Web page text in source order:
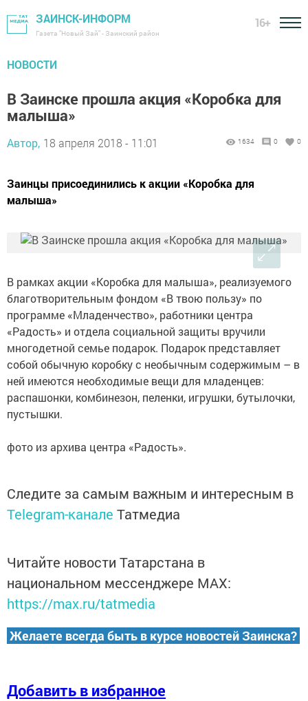
ЗАИНСК-ИНФОРМ
Газета "Новый Зай" - Заинский район
16+
НОВОСТИ
В Заинске прошла акция «Коробка для
малыша»
Автор, 18 апреля 2018 - 11:01 1634 0 0
Заинцы присоединились к акции «Коробка для
малыша»
В рамках акции «Коробка для малыша», реализуемого
благотворительным фондом «В твою пользу» по
программе «Младенчество», работники центра
«Радость» и отдела социальной защиты вручили
многодетной семье подарок. Подарок представляет
собой обычную коробку с необычным содержимым – в
ней имеются необходимые вещи для младенцев:
распашонки, комбинезон, пеленки, игрушки, бутылочки,
пустышки.
фото из архива центра «Радость».
Следите за самым важным и интересным в
Telegram-канале Татмедиа
Читайте новости Татарстана в
национальном мессенджере MАХ:
https://max.ru/tatmedia
Желаете всегда быть в курсе новостей Заинска?
Добавить в избранное